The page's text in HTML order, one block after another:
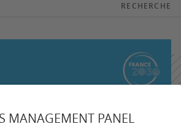
MANAGEMENT PANEL
RECHERCHE